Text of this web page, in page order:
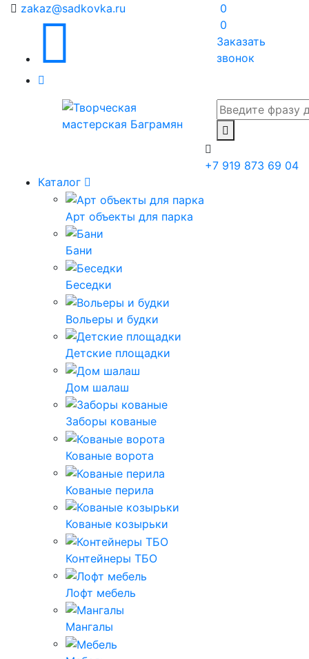
zakaz@sadkovka.ru
0
0
Заказать
звонок
+7 919 873 69 04
Каталог
Арт объекты для парка
Бани
Беседки
Вольеры и будки
Детские площадки
Дом шалаш
Заборы кованые
Кованые ворота
Кованые перила
Кованые козырьки
Контейнеры ТБО
Лофт мебель
Мангалы